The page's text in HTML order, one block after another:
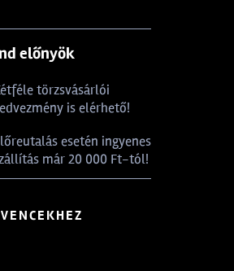
előnyök
törzsvásárlói
is elérhető!
esetén ingyenes
már 20 000 Ft-tól!